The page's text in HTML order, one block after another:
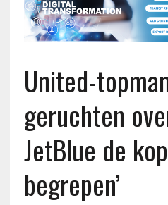
United-
geruchten
JetBlue de
begrepen’